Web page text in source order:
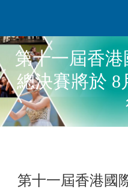
第十一屆香
總決賽將於 8
第十一屆香港國